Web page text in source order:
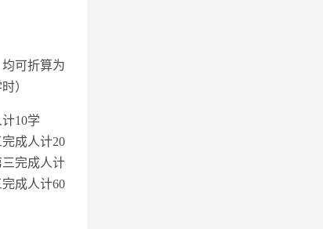
可折算为
）
10学
成人计20
完成人计
成人计60